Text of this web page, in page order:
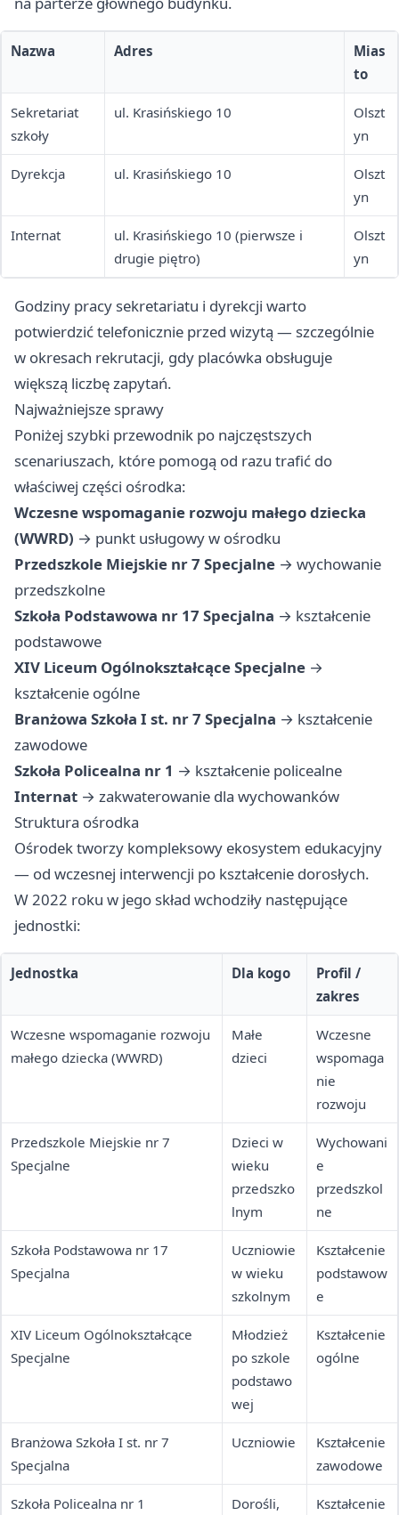
Nazwa Adres
Mias
to
Sekretariat
szkoły
ul. Krasińskiego 10
Olszt
yn
Dyrekcja ul. Krasińskiego 10
Olszt
yn
Internat
ul. Krasińskiego 10 (pierwsze i
drugie piętro)
Olszt
yn
Godziny pracy sekretariatu i dyrekcji warto
potwierdzić telefonicznie przed wizytą — szczególnie
w okresach rekrutacji, gdy placówka obsługuje
większą liczbę zapytań.
Najważniejsze sprawy
Poniżej szybki przewodnik po najczęstszych
scenariuszach, które pomogą od razu trafić do
właściwej części ośrodka:
Wczesne wspomaganie rozwoju małego dziecka
(WWRD) → punkt usługowy w ośrodku
Przedszkole Miejskie nr 7 Specjalne → wychowanie
przedszkolne
Szkoła Podstawowa nr 17 Specjalna → kształcenie
podstawowe
XIV Liceum Ogólnokształcące Specjalne →
kształcenie ogólne
Branżowa Szkoła I st. nr 7 Specjalna → kształcenie
zawodowe
Szkoła Policealna nr 1 → kształcenie policealne
Internat → zakwaterowanie dla wychowanków
Struktura ośrodka
Ośrodek tworzy kompleksowy ekosystem edukacyjny
— od wczesnej interwencji po kształcenie dorosłych.
W 2022 roku w jego skład wchodziły następujące
jednostki:
Jednostka Dla kogo
Profil /
zakres
Wczesne wspomaganie rozwoju
małego dziecka (WWRD)
Małe
dzieci
Wczesne
wspomaga
nie
rozwoju
Przedszkole Miejskie nr 7
Specjalne
Dzieci w
wieku
przedszko
lnym
Wychowani
e
przedszkol
ne
Szkoła Podstawowa nr 17
Specjalna
Uczniowie
w wieku
szkolnym
Kształcenie
podstawow
e
XIV Liceum Ogólnokształcące
Specjalne
Młodzież
po szkole
podstawo
wej
Kształcenie
ogólne
Branżowa Szkoła I st. nr 7
Specjalna
Uczniowie
Kształcenie
zawodowe
Szkoła Policealna nr 1 Dorośli, Kształcenie